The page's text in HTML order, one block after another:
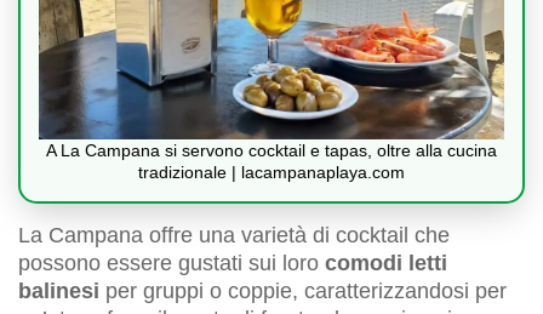
A La Campana si servono cocktail e tapas, oltre alla cucina
tradizionale | lacampanaplaya.com
La Campana offre una varietà di cocktail che
possono essere gustati sui loro comodi letti
balinesi per gruppi o coppie, caratterizzandosi per